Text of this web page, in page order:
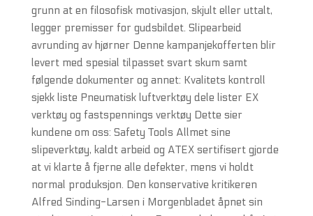
grunn at en filosofisk motivasjon, skjult eller uttalt,
legger premisser for gudsbildet. Slipearbeid
avrunding av hjørner Denne kampanjekofferten blir
levert med spesial tilpasset svart skum samt
følgende dokumenter og annet: Kvalitets kontroll
sjekk liste Pneumatisk luftverktøy dele lister EX
verktøy og fastspennings verktøy Dette sier
kundene om oss: Safety Tools Allmet sine
slipeverktøy, kaldt arbeid og ATEX sertifisert gjorde
at vi klarte å fjerne alle defekter, mens vi holdt
normal produksjon. Den konservative kritikeren
Alfred Sinding-Larsen i Morgenbladet åpnet sin